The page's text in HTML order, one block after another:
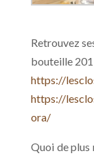
Retrouvez
bouteille
https://
https://
ora/
Quoi de plus